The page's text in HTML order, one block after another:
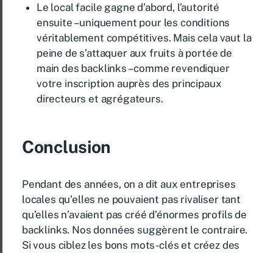
Le local facile gagne d’abord, l’autorité
ensuite – uniquement pour les conditions
véritablement compétitives. Mais cela vaut la
peine de s’attaquer aux fruits à portée de
main des backlinks – comme revendiquer
votre inscription auprès des principaux
directeurs et agrégateurs.
Conclusion
Pendant des années, on a dit aux entreprises
locales qu’elles ne pouvaient pas rivaliser tant
qu’elles n’avaient pas créé d’énormes profils de
backlinks. Nos données suggèrent le contraire.
Si vous ciblez les bons mots-clés et créez des